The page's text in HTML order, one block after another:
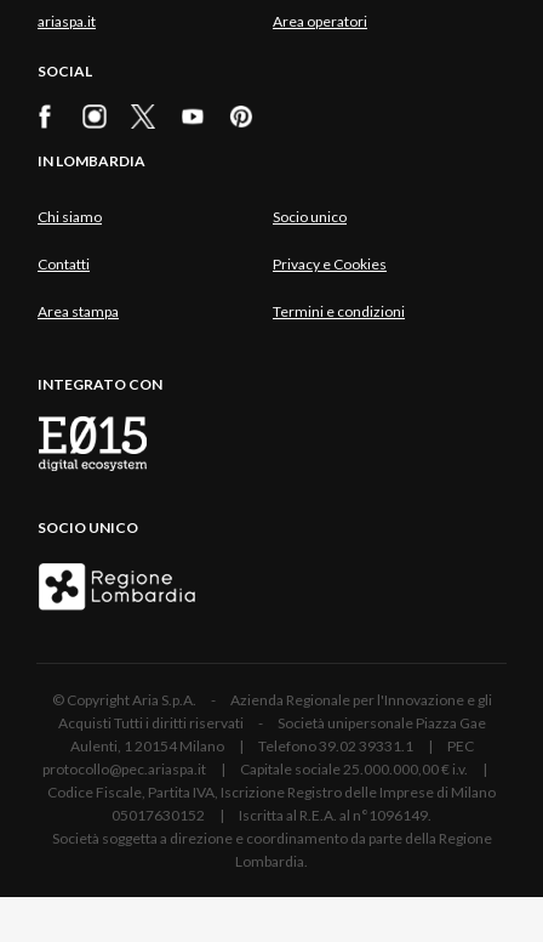
ariaspa.it Area operatori
SOCIAL
IN LOMBARDIA
Chi siamo Socio unico
Contatti Privacy e Cookies
Area stampa Termini e condizioni
INTEGRATO CON
SOCIO UNICO
© Copyright Aria S.p.A. - Azienda Regionale per l'Innovazione e gli
Acquisti Tutti i diritti riservati - Società unipersonale Piazza Gae
Aulenti, 1 20154 Milano | Telefono 39.02 39331.1 | PEC
protocollo@pec.ariaspa.it | Capitale sociale 25.000.000,00 € i.v. |
Codice Fiscale, Partita IVA, Iscrizione Registro delle Imprese di Milano
05017630152 | Iscritta al R.E.A. al n°1096149.
Società soggetta a direzione e coordinamento da parte della Regione
Lombardia.